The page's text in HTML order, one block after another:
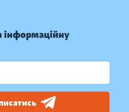
інформаційну